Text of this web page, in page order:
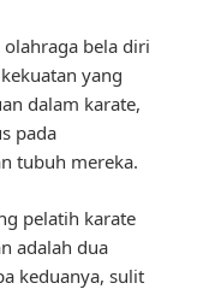
bela diri
yang
dalam karate,
pada
tubuh mereka.
pelatih karate
adalah dua
keduanya, sulit